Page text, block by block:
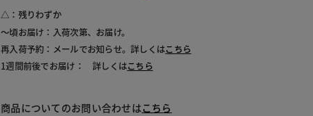
△：残りわずか
～頃お届け：入荷次第、お届け。
再入荷予約：メールでお知らせ。詳しくはこちら
1週間前後でお届け： 詳しくはこちら
商品についてのお問い合わせはこちら